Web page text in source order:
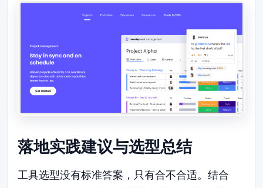
落地实践建议与选型总结
工具选型没有标准答案，只有合不合适。结合